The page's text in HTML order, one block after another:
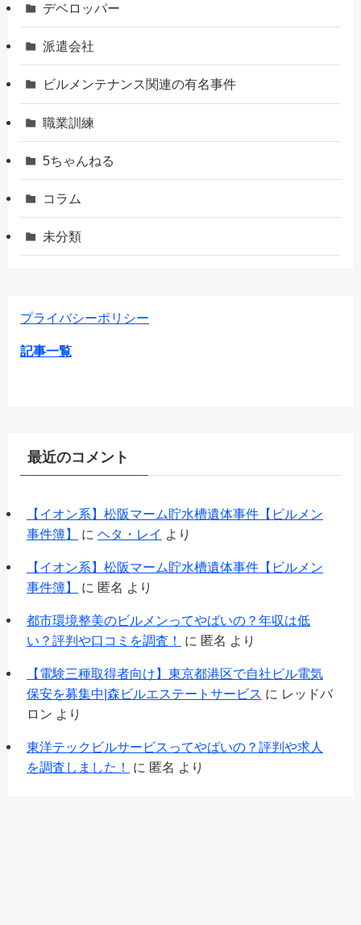
デベロッパー
派遣会社
ビルメンテナンス関連の有名事件
職業訓練
5ちゃんねる
コラム
未分類
プライバシーポリシー
記事一覧
最近のコメント
【イオン系】松阪マーム貯水槽遺体事件【ビルメン
事件簿】
に ヘタ・レイ より
【イオン系】松阪マーム貯水槽遺体事件【ビルメン
事件簿】
に 匿名 より
都市環境整美のビルメンってやばいの？年収は低
い？評判や口コミを調査！
に 匿名 より
【電験三種取得者向け】東京都港区で自社ビル電気
保安を募集中|森ビルエステートサービス に レッドバ
ロン より
東洋テックビルサービスってやばいの？評判や求人
を調査しました！
に 匿名 より